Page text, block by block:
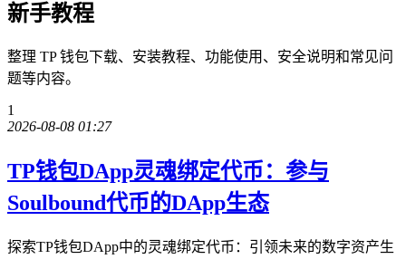
新手教程
整理 TP 钱包下载、安装教程、功能使用、安全说明和常见问
题等内容。
1
2026-08-08 01:27
TP钱包DApp灵魂绑定代币：参与
Soulbound代币的DApp生态
探索TP钱包DApp中的灵魂绑定代币：引领未来的数字资产生